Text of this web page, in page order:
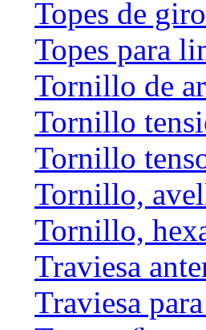
Topes de
Topes para
Tornillo de
Tornillo
Tornillo
Tornillo,
Tornillo,
Traviesa
Traviesa